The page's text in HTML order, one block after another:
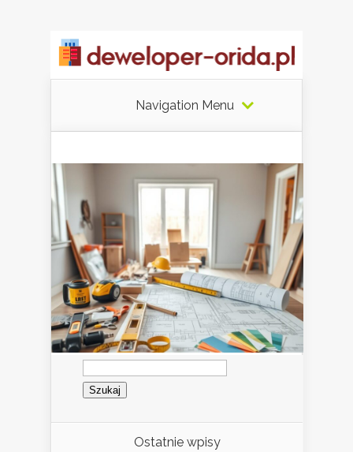
Navigation Menu
Szukaj:
Ostatnie wpisy